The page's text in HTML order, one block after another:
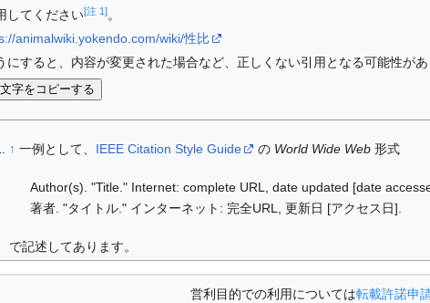
してください[注 1]。
animalwiki.yokendo.com/wiki/性比
にすると、内容が変更された場合など、正しくない引用となる可能性があ
字をコピーする
↑ 一例として、 IEEE Citation Style Guide の World Wide Web 形式
Author(s). "Title." Internet: complete URL, date updated [date
著者. "タイトル." インターネット: 完全URL, 更新日 [アクセス日].
で記述してあります。
営利目的での利用については転載許諾申